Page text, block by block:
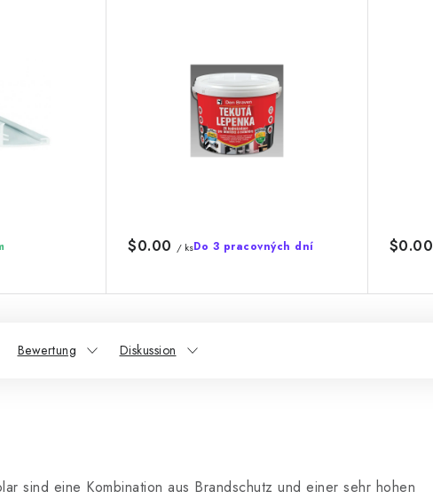
$0.00 / ksDo 3 pracovných dní $0.00
Bewertung Diskussion
sind eine Kombination aus Brandschutz und einer sehr hohen